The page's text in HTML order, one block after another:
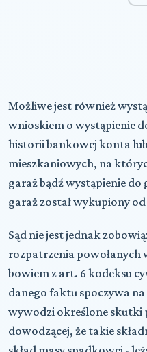
Możliwe jest również
wnioskiem o wystąpienie
historii bankowej konta
mieszkaniowych, na
garaż bądź wystąpienie
garaż został wykupiony
Sąd nie jest jednak
rozpatrzenia powołanych
bowiem z art. 6 kodeksu
danego faktu spoczywa
wywodzi określone skutki
dowodzącej, że takie